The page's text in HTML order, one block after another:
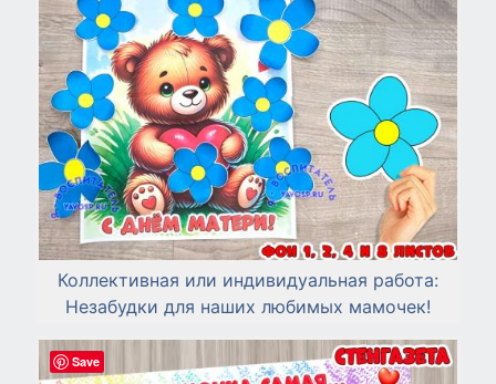
Коллективная или индивидуальная работа:
Незабудки для наших любимых мамочек!
Save